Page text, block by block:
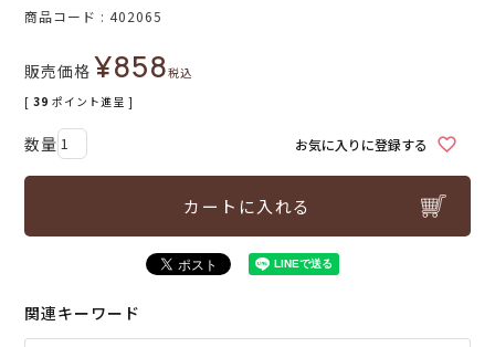
商品コード 402065
販売価格 ¥858税込
[ 39 ポイント進呈 ]
お気に入りに登録する
カートに入れる
関連キーワード